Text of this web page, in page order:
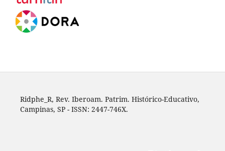
Ridphe_R, Rev. Iberoam. Patrim. Histórico-Educativo,
Campinas, SP - ISSN: 2447-746X.